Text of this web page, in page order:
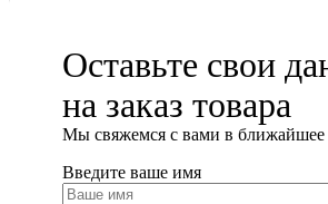
Оставьте свои
на заказ товара
Мы cвяжемся с вами в ближайшее
Введите ваше имя